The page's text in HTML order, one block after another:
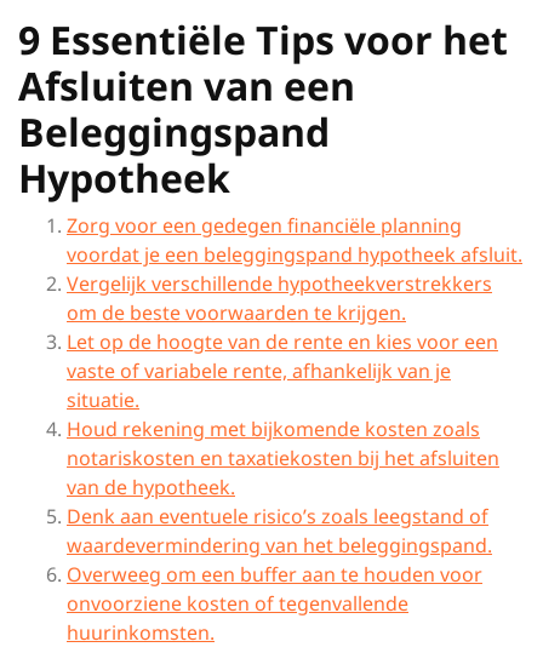
9 Essentiële Tips voor het
Afsluiten van een
Beleggingspand
Hypotheek
Zorg voor een gedegen financiële planning
voordat je een beleggingspand hypotheek afsluit.
Vergelijk verschillende hypotheekverstrekkers
om de beste voorwaarden te krijgen.
Let op de hoogte van de rente en kies voor een
vaste of variabele rente, afhankelijk van je
situatie.
Houd rekening met bijkomende kosten zoals
notariskosten en taxatiekosten bij het afsluiten
van de hypotheek.
Denk aan eventuele risico’s zoals leegstand of
waardevermindering van het beleggingspand.
Overweeg om een buffer aan te houden voor
onvoorziene kosten of tegenvallende
huurinkomsten.